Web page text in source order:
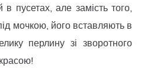
пусетах, але замість того,
мочкою, його вставляють в
перлину зі зворотного